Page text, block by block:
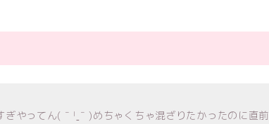
やってん( ˉ ˡˍˉ )めちゃくちゃ混ざりたかったのに直前